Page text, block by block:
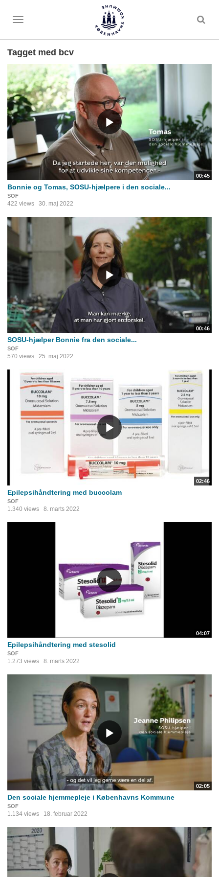
Toggle
Tagget med bcv
00:45
Bonnie og Tomas, SOSU-hjælpere i den sociale...
SOF
422 views 30. maj 2022
00:46
SOSU-hjælper Bonnie fra den sociale...
SOF
570 views 25. maj 2022
02:46
Epilepsihåndtering med buccolam
SOF
1.340 views 8. marts 2022
04:07
Epilepsihåndtering med stesolid
SOF
1.273 views 8. marts 2022
02:05
Den sociale hjemmepleje i Københavns Kommune
SOF
1.134 views 18. februar 2022